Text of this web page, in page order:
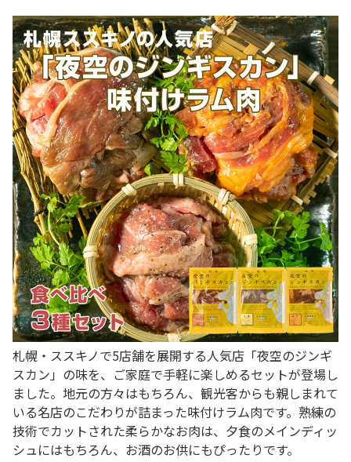
札幌・ススキノで5店舗を展開する人気店「夜空のジンギ
スカン」の味を、ご家庭で手軽に楽しめるセットが登場し
ました。地元の方々はもちろん、観光客からも親しまれて
いる名店のこだわりが詰まった味付けラム肉です。熟練の
技術でカットされた柔らかなお肉は、夕食のメインディッ
シュにはもちろん、お酒のお供にもぴったりです。